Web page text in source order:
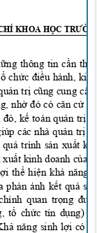
KHOA HỌC
thông tin cần
chức điều hành,
trị cũng cung
nhờ đó có căn cứ
đó, kế toán quản trị
các nhà quản trị
trình sản xuất
kinh doanh của
thể hiện khả
phản ánh kết quả
quan trọng
tổ chức tín
năng sinh lợi có